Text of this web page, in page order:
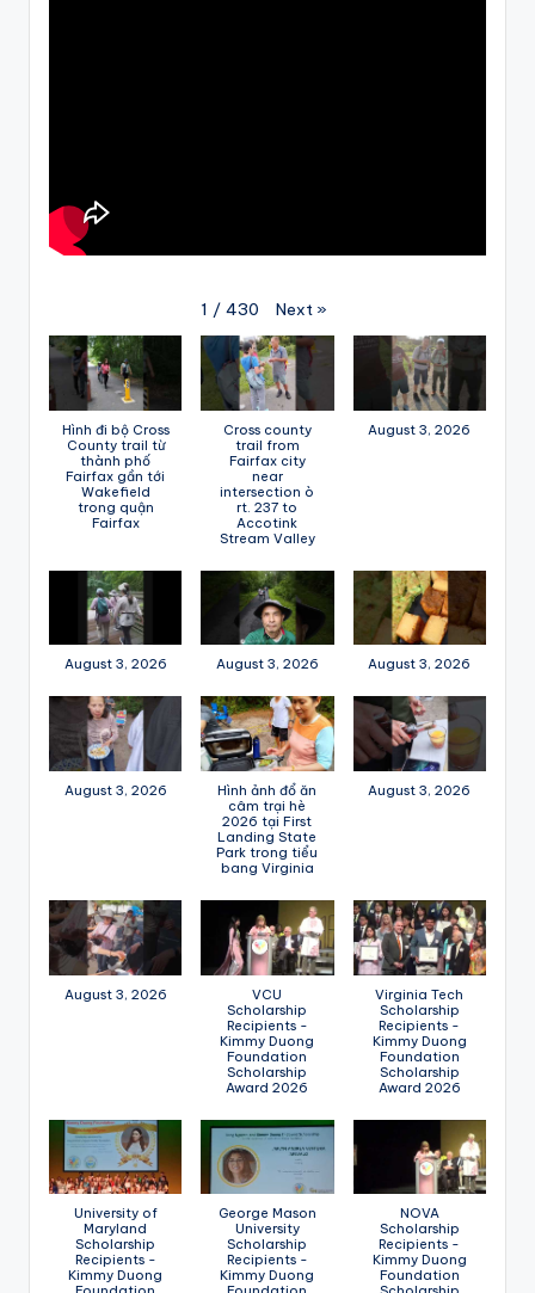
1 / 430 Next »
Hình đi bộ Cross
County trail từ
thành phố
Fairfax gần tới
Wakefield
trong quận
Fairfax
Cross county
trail from
Fairfax city
near
intersection ò
rt. 237 to
Accotink
Stream Valley
August 3, 2026
August 3, 2026 August 3, 2026 August 3, 2026
August 3, 2026
Hình ảnh đổ ăn
câm trại hè
2026 tại First
Landing State
Park trong tiểu
bang Virginia
August 3, 2026
August 3, 2026
VCU
Scholarship
Recipients -
Kimmy Duong
Foundation
Scholarship
Award 2026
Virginia Tech
Scholarship
Recipients -
Kimmy Duong
Foundation
Scholarship
Award 2026
University of
Maryland
Scholarship
Recipients -
Kimmy Duong
George Mason
University
Scholarship
Recipients -
Kimmy Duong
NOVA
Scholarship
Recipients -
Kimmy Duong
Foundation